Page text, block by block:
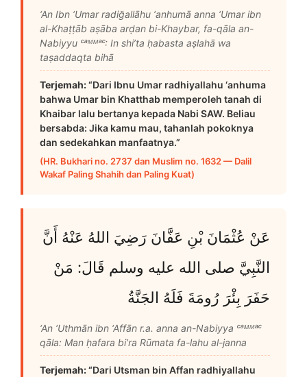
‘An Ibn ‘Umar radiğallāhu ‘anhumā anna ‘Umar ibn
al-Khaṭṭāb aṣāba arḍan bi-Khaybar, fa-qāla an-
Nabiyyu ᶜᵃᴹᴹᵃᶜ: In shi’ta ḥabasta aṣlahā wa
taṣaddaqta bihā
Terjemah:“Dari Ibnu Umar radhiyallahu ‘anhuma
bahwa Umar bin Khatthab memperoleh tanah di
Khaibar lalu bertanya kepada Nabi SAW. Beliau
bersabda: Jika kamu mau, tahanlah pokoknya
dan sedekahkan manfaatnya.”
(HR. Bukhari no. 2737 dan Muslim no. 1632 — Dalil
Wakaf Paling Shahih dan Paling Kuat)
عَنْ عُثْمَانَ بْنِ عَفَّانَ رَضِيَ اللهُ عَنْهُ أَنَّ
النَّبِيَّ صلى الله عليه وسلم قَالَ: مَنْ
حَفَرَ بِئْرَ رُومَةَ فَلَهُ الجَنَّةُ
‘An ‘Uthmān ibn ‘Affān r.a. anna an-Nabiyya ᶜᵃᴹᴹᵃᶜ
qāla: Man ḥafara bi’ra Rūmata fa-lahu al-janna
Terjemah:“Dari Utsman bin Affan radhiyallahu